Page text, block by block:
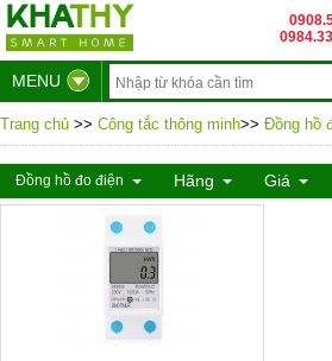
MENU
Trang chủ >> Công tắc thông minh>> Đồng hồ
Đồng hồ đo điện Hãng Giá